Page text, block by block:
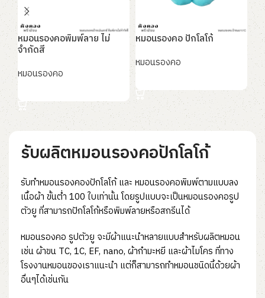
หมอนรองคอพิมพ์ลาย ไม่
จำกัดสี
หมอนรองคอ
หมอนรองคอ ปักโลโก้
หมอนรองคอ
พิ
รับผลิตหมอนรองคอปักโลโก้
รับทำหมอนรองคองปักโลโก้ และ หมอนรองคอพิมพ์ตามแบบลง
เนื้อผ้า ขั้นต่ำ 100 ใบเท่านั้น โดยรูปแบบจะเป็นหมอนรองคอรูป
ตัวยู ที่สามารถปักโลโก้หรือพิมพ์ลายหรือสกรีนได้
หมอนรองคอ รูปตัวยู จะมีผ้าแนะนำหลายแบบสำหรับผลิตหมอน
เช่น ผ้าขน TC, 1C, EF, nano, ผ้ากำมะหยี และผ้าไมโคร ที่ทาง
โรงงานหมอนของเราแนะนำ แต่ก็สามารถทำหมอนชนิดนี้ด้วยผ้า
อื่นๆได้เช่นกัน